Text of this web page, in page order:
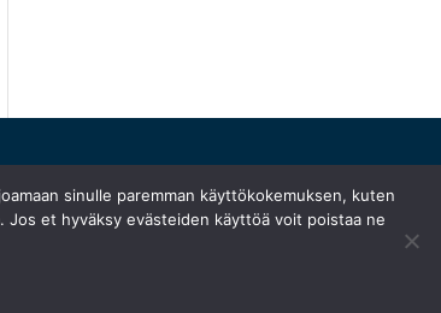
sinulle paremman käyttökokemuksen, kuten
Jos et hyväksy evästeiden käyttöä voit poistaa ne